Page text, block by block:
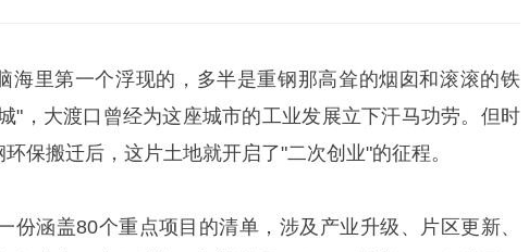
海里第一个浮现的，多半是重钢那高耸的烟囱和滚滚的铁
"，大渡口曾经为这座城市的工业发展立下汗马功劳。但时
保搬迁后，这片土地就开启了"二次创业"的征程。
份涵盖80个重点项目的清单，涉及产业升级、片区更新、